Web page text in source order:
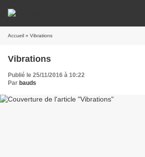
Accueil » Vibrations
Vibrations
Publié le 25/11/2016 à 10:22
Par bauds